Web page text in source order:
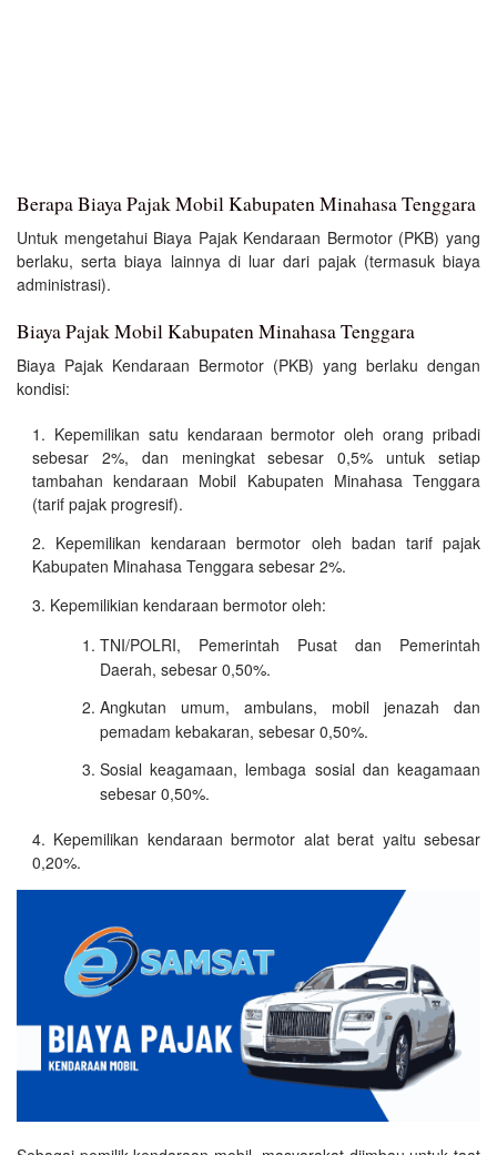
Berapa Biaya Pajak Mobil Kabupaten Minahasa Tenggara
Untuk mengetahui Biaya Pajak Kendaraan Bermotor (PKB) yang
berlaku, serta biaya lainnya di luar dari pajak (termasuk biaya
administrasi).
Biaya Pajak Mobil Kabupaten Minahasa Tenggara
Biaya Pajak Kendaraan Bermotor (PKB) yang berlaku dengan
kondisi:
Kepemilikan satu kendaraan bermotor oleh orang pribadi
sebesar 2%, dan meningkat sebesar 0,5% untuk setiap
tambahan kendaraan Mobil Kabupaten Minahasa Tenggara
(tarif pajak progresif).
Kepemilikan kendaraan bermotor oleh badan tarif pajak
Kabupaten Minahasa Tenggara sebesar 2%.
Kepemilikian kendaraan bermotor oleh:
TNI/POLRI, Pemerintah Pusat dan Pemerintah
Daerah, sebesar 0,50%.
Angkutan umum, ambulans, mobil jenazah dan
pemadam kebakaran, sebesar 0,50%.
Sosial keagamaan, lembaga sosial dan keagamaan
sebesar 0,50%.
Kepemilikan kendaraan bermotor alat berat yaitu sebesar
0,20%.